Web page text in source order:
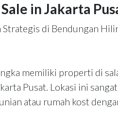
in Jakarta
Strategis di Bendungan
memiliki properti di
Pusat. Lokasi ini
atau rumah kost